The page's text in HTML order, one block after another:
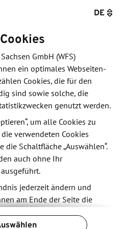
wird wieder unter die
und der Prozess läuft
die Forschenden
die im
vermahlen werden. Die
des Warmmahlens
Hoyer entwickelte und
seiner Promotion
mussten die
die Reinigung
werden. Dank dieses
sogar Kleinchargen
werden. „Ganz
DE
GmbH (WFS)
ein optimales Webseiten-
Cookies, die für den
sind sowie solche, die
genutzt werden.
um alle Cookies zu
verwendeten Cookies
die Schaltfläche „Auswählen“.
auch ohne Ihr
jederzeit ändern und
am Ende der Seite die